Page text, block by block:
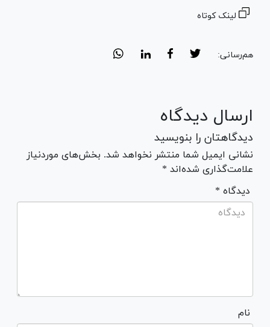
لینک کوتاه
هم‌رسانی:
ارسال دیدگاه
دیدگاهتان را بنویسید
نشانی ایمیل شما منتشر نخواهد شد. بخش‌های موردنیاز
علامت‌گذاری شده‌اند *
* دیدگاه
نام